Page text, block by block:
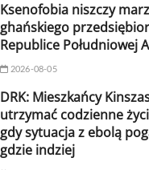
Ksenofobia niszczy
ghańskiego
Republice Południowej
2026-08-05
DRK: Mieszkańcy
utrzymać codzienne
gdy sytuacja z ebolą
gdzie indziej